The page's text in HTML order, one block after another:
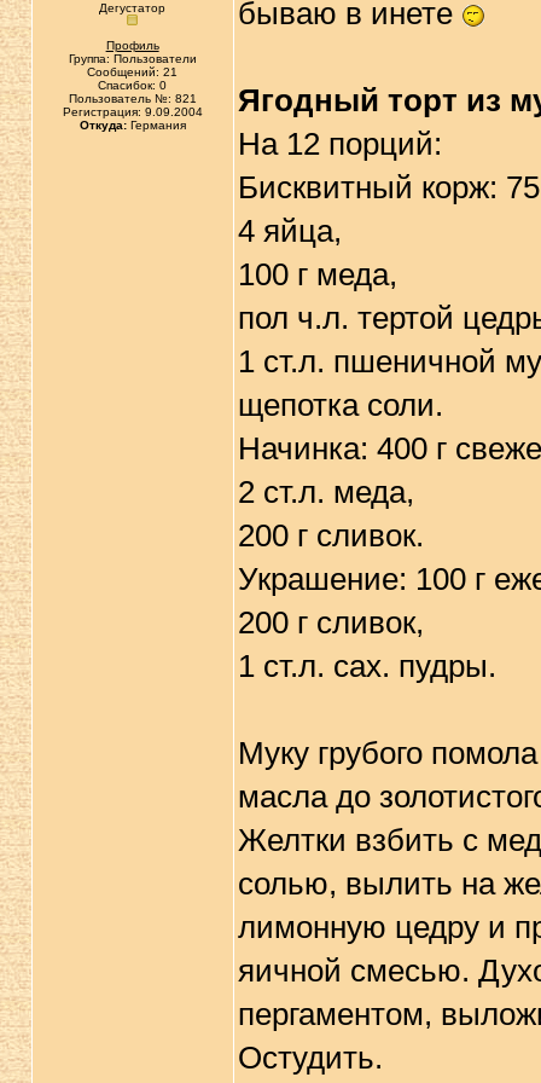
Дегустатор
Профиль
Группа: Пользователи
Сообщений: 21
Спасибок: 0
Пользователь №: 821
Регистрация: 9.09.2004
Откуда:Германия
бываю в инете
Ягодный торт из
На 12 порций:
Бисквитный корж:
4 яйца,
100 г меда,
пол ч.л. тертой
1 ст.л. пшеничной
щепотка соли.
Hачинка: 400 г
2 ст.л. меда,
200 г сливок.
Украшение: 100 г
200 г сливок,
1 ст.л. сах. пудры.
Муку грубого
масла до
Желтки взбить с
солью, вылить на
лимонную цедру и
яичной смесью.
пергаментом,
Остудить.